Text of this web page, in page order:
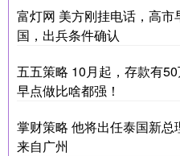
富灯网 美方刚挂电话，高
国，出兵条件确认
五五策略 10月起，存款有
早点做比啥都强！
掌财策略 他将出任泰国新
来自广州